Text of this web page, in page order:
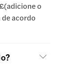
o
de acordo